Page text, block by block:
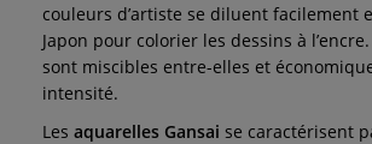
couleurs d’artiste se diluent facilement
Japon pour colorier les dessins à
sont miscibles entre-elles et
intensité.
Les aquarelles Gansai se caractérisent